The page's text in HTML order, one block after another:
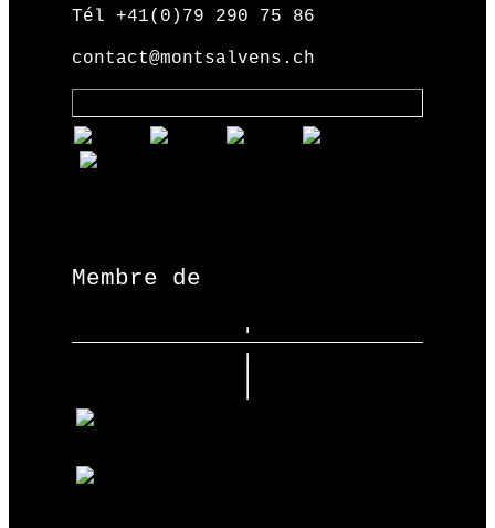
Tél +41(0)79 290 75 86
contact@montsalvens.ch
Membre de